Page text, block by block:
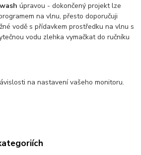
úpravou - dokončený projekt lze
na vlnu, přesto doporučuji
vodě s přídavkem prostředku na vlnu s
vodu zlehka vymačkat do ručníku
na nastavení vašeho monitoru.